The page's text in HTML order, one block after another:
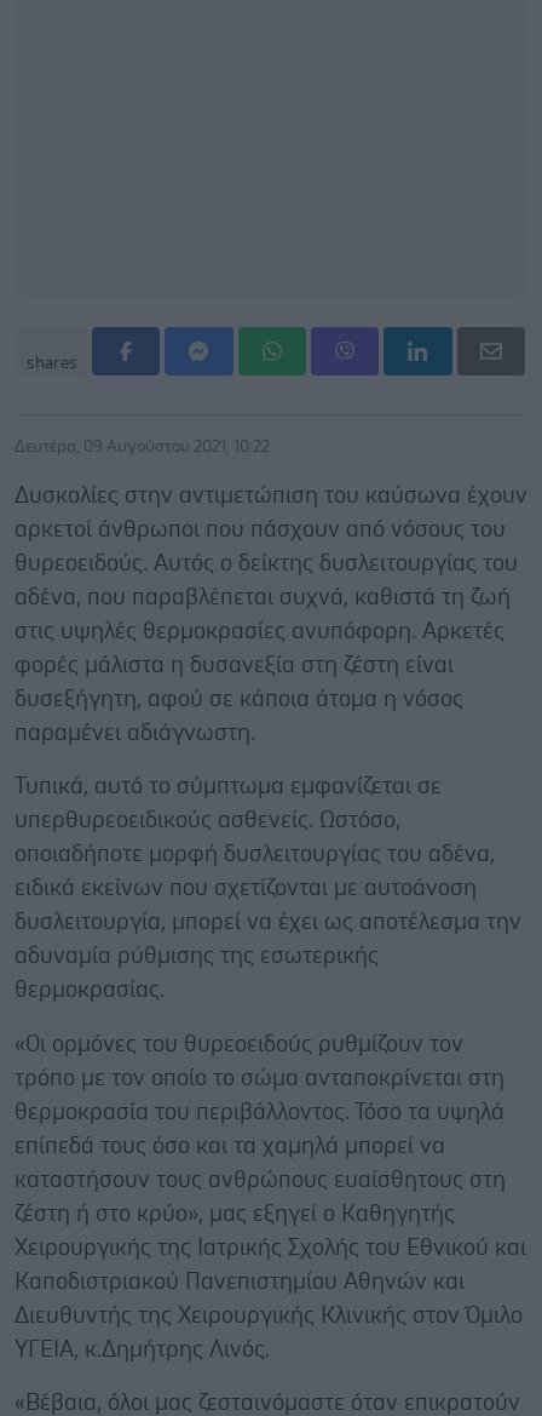
shares
Δευτέρα, 09 Αυγούστου 2021, 10:22
Δυσκολίες στην αντιμετώπιση του καύσωνα έχουν
αρκετοί άνθρωποι που πάσχουν από νόσους του
θυρεοειδούς. Αυτός ο δείκτης δυσλειτουργίας του
αδένα, που παραβλέπεται συχνά, καθιστά τη ζωή
στις υψηλές θερμοκρασίες ανυπόφορη. Αρκετές
φορές μάλιστα η δυσανεξία στη ζέστη είναι
δυσεξήγητη, αφού σε κάποια άτομα η νόσος
παραμένει αδιάγνωστη.
Τυπικά, αυτό το σύμπτωμα εμφανίζεται σε
υπερθυρεοειδικούς ασθενείς. Ωστόσο,
οποιαδήποτε μορφή δυσλειτουργίας του αδένα,
ειδικά εκείνων που σχετίζονται με αυτοάνοση
δυσλειτουργία, μπορεί να έχει ως αποτέλεσμα την
αδυναμία ρύθμισης της εσωτερικής
θερμοκρασίας.
«Οι ορμόνες του θυρεοειδούς ρυθμίζουν τον
τρόπο με τον οποίο το σώμα ανταποκρίνεται στη
θερμοκρασία του περιβάλλοντος. Τόσο τα υψηλά
επίπεδά τους όσο και τα χαμηλά μπορεί να
καταστήσουν τους ανθρώπους ευαίσθητους στη
ζέστη ή στο κρύο», μας εξηγεί ο Καθηγητής
Χειρουργικής της Ιατρικής Σχολής του Εθνικού και
Καποδιστριακού Πανεπιστημίου Αθηνών και
Διευθυντής της Χειρουργικής Κλινικής στον Όμιλο
ΥΓΕΙΑ, κ.Δημήτρης Λινός.
«Βέβαια, όλοι μας ζεσταινόμαστε όταν επικρατούν